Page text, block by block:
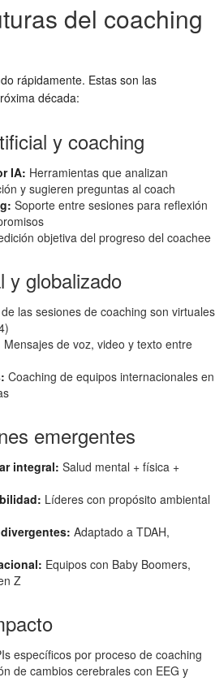
del coaching
rápidamente. Estas son las
década:
y coaching
IA: Herramientas que analizan
y sugieren preguntas al coach
Soporte entre sesiones para reflexión
objetiva del progreso del coachee
y globalizado
las sesiones de coaching son virtuales
Mensajes de voz, video y texto entre
Coaching de equipos internacionales en
emergentes
integral: Salud mental + física +
Líderes con propósito ambiental
Adaptado a TDAH,
Equipos con Baby Boomers,
Z
específicos por proceso de coaching
de cambios cerebrales con EEG y